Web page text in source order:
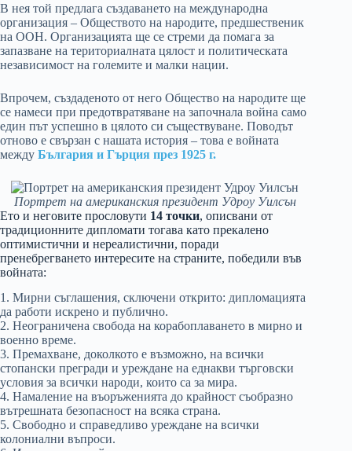
В нея той предлага създаването на международна
организация – Обществото на народите, предшественик
на ООН. Организацията ще се стреми да помага за
запазване на териториалната цялост и политическата
независимост на големите и малки нации.
Впрочем, създаденото от него Общество на народите ще
се намеси при предотвратяване на започнала война само
един път успешно в цялото си съществуване. Поводът
отново е свързан с нашата история – това е войната
между България и Гърция през 1925 г.
Портрет на американския президент Удроу Уилсън
Ето и неговите прословути 14 точки, описвани от
традиционните дипломати тогава като прекалено
оптимистични и нереалистични, поради
пренебрегването интересите на страните, победили във
войната:
1. Мирни съглашения, сключени открито: дипломацията
да работи искрено и публично.
2. Неограничена свобода на корабоплаването в мирно и
военно време.
3. Премахване, доколкото е възможно, на всички
стопански прегради и уреждане на еднакви търговски
условия за всички народи, които са за мира.
4. Намаление на въоръженията до крайност съобразно
вътрешната безопасност на всяка страна.
5. Свободно и справедливо уреждане на всички
колониални въпроси.